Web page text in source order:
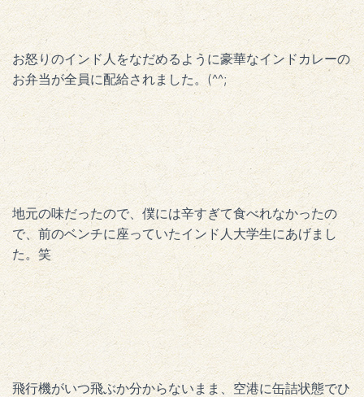
お怒りのインド人をなだめるように豪華なインドカレーの
お弁当が全員に配給されました。(^^;
地元の味だったので、僕には辛すぎて食べれなかったの
で、前のベンチに座っていたインド人大学生にあげまし
た。笑
飛行機がいつ飛ぶか分からないまま、空港に缶詰状態でひ